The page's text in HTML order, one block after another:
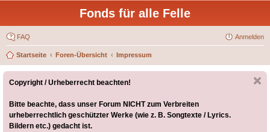
Fonds für alle Felle
FAQ Anmelden
Startseite Foren-Übersicht Impressum
Copyright / Urheberrecht beachten!
Bitte beachte, dass unser Forum NICHT zum Verbreiten
urheberrechtlich geschützter Werke (wie z. B. Songtexte / Lyrics.
Bildern etc.) gedacht ist.